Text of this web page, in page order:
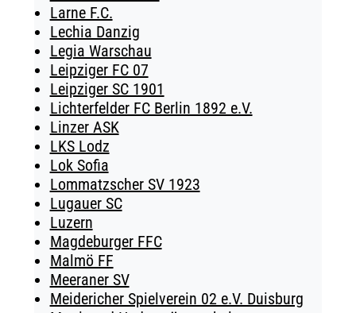
Larne F.C.
Lechia Danzig
Legia Warschau
Leipziger FC 07
Leipziger SC 1901
Lichterfelder FC Berlin 1892 e.V.
Linzer ASK
LKS Lodz
Lok Sofia
Lommatzscher SV 1923
Lugauer SC
Luzern
Magdeburger FFC
Malmö FF
Meeraner SV
Meidericher Spielverein 02 e.V. Duisburg